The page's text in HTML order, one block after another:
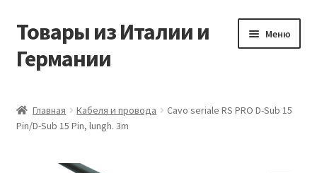
Перейти
навигации
Перейти
содержимому
Товары из Италии и
Германии
Меню
Виды доставки
Заказать товары из Европы
Главная Кабеля и провода
Cavo seriale RS PRO D-Sub 15
Pin/D-Sub 15 Pin, lungh. 3m